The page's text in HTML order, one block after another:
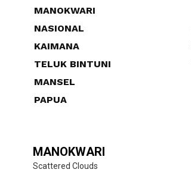
MANOKWARI
NASIONAL
KAIMANA
TELUK BINTUNI
MANSEL
PAPUA
MANOKWARI
Scattered Clouds